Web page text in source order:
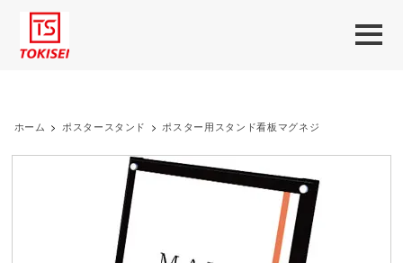
ホーム > ポスタースタンド > ポスター用スタンド看板マグネジ